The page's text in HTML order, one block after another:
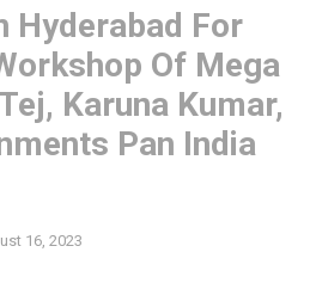
Hyderabad For
Of Mega
Karuna Kumar,
Pan India
16, 2023